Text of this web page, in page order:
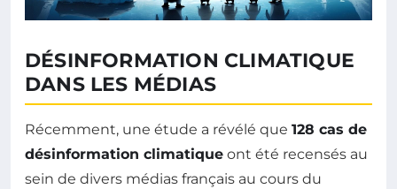
DÉSINFORMATION CLIMATIQUE
DANS LES MÉDIAS
Récemment, une étude a révélé que 128 cas de
désinformation climatique ont été recensés au
sein de divers médias français au cours du